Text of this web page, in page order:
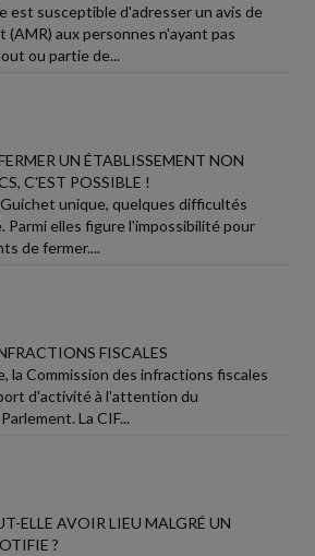
est susceptible d'adresser un avis de
(AMR) aux personnes n'ayant pas
ou partie de...
UN ÉTABLISSEMENT NON
C'EST POSSIBLE !
unique, quelques difficultés
Parmi elles figure l'impossibilité pour
de fermer....
FISCALES
la Commission des infractions fiscales
d'activité à l'attention du
La CIF...
ELLE AVOIR LIEU MALGRÉ UN
?